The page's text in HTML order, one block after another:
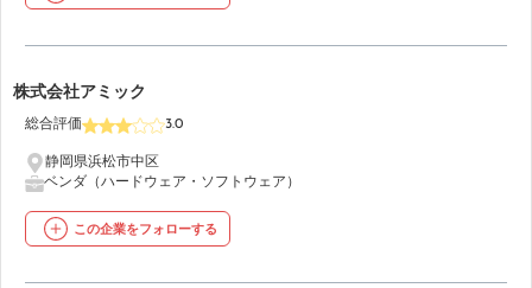
25
株式会社アミック
総合評価 3.0
静岡県浜松市中区
ベンダ（ハードウェア・ソフトウェア）
この企業をフォローする